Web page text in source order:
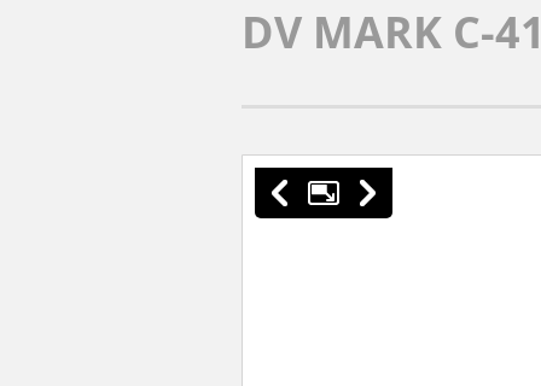
DV MARK C-